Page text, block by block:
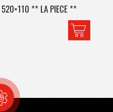
520×110 ** LA PIECE **